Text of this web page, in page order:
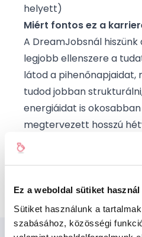
Ez a weboldal sütiket használ
Sütiket használunk a
szabásához, közösségi
helyett)
Miért fontos ez a
A DreamJobsnál hiszünk
legjobb ellenszere a
látod a pihenőnapjaidat,
tudod jobban
energiáidat is
megtervezett hosszú
frissebben,
ki az első „igazi”